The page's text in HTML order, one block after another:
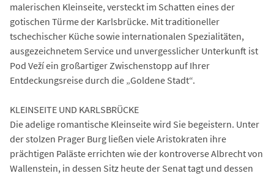
malerischen Kleinseite, versteckt im Schatten eines der
gotischen Türme der Karlsbrücke. Mit traditioneller
tschechischer Küche sowie internationalen Spezialitäten,
ausgezeichnetem Service und unvergesslicher Unterkunft ist
Pod Veží ein großartiger Zwischenstopp auf Ihrer
Entdeckungsreise durch die „Goldene Stadt“.
KLEINSEITE UND KARLSBRÜCKE
Die adelige romantische Kleinseite wird Sie begeistern. Unter
der stolzen Prager Burg ließen viele Aristokraten ihre
prächtigen Paläste errichten wie der kontroverse Albrecht von
Wallenstein, in dessen Sitz heute der Senat tagt und dessen